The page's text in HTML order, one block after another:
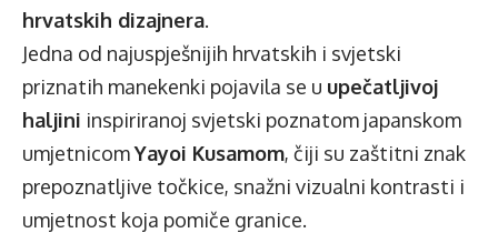
hrvatskih dizajnera.
Jedna od najuspješnijih hrvatskih i svjetski
priznatih manekenki pojavila se u upečatljivoj
haljini inspiriranoj svjetski poznatom japanskom
umjetnicomYayoi Kusamom, čiji su zaštitni znak
prepoznatljive točkice, snažni vizualni kontrasti i
umjetnost koja pomiče granice.